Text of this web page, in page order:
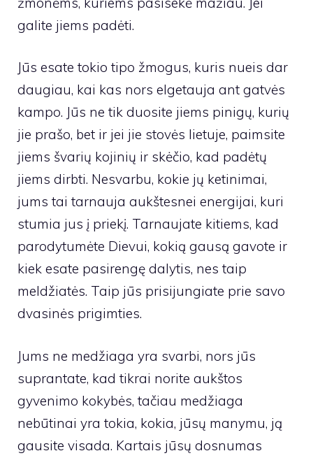
galite jiems padėti.
Jūs esate tokio tipo žmogus, kuris nueis dar
daugiau, kai kas nors elgetauja ant gatvės
kampo. Jūs ne tik duosite jiems pinigų, kurių
jie prašo, bet ir jei jie stovės lietuje, paimsite
jiems švarių kojinių ir skėčio, kad padėtų
jiems dirbti. Nesvarbu, kokie jų ketinimai,
jums tai tarnauja aukštesnei energijai, kuri
stumia jus į priekį. Tarnaujate kitiems, kad
parodytumėte Dievui, kokią gausą gavote ir
kiek esate pasirengę dalytis, nes taip
meldžiatės. Taip jūs prisijungiate prie savo
dvasinės prigimties.
Jums ne medžiaga yra svarbi, nors jūs
suprantate, kad tikrai norite aukštos
gyvenimo kokybės, tačiau medžiaga
nebūtinai yra tokia, kokia, jūsų manymu, ją
gausite visada. Kartais jūsų dosnumas